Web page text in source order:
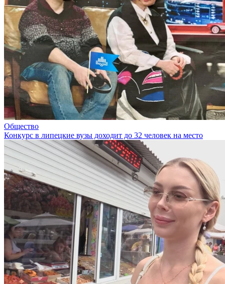
Общество
Конкурс в липецкие вузы доходит до 32 человек на место